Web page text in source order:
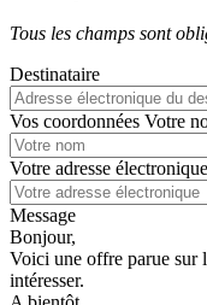
Tous les champs sont
Destinataire
Vos coordonnées Votre
Votre adresse électronique
Message
Bonjour,
Voici une offre parue sur
intéresser.